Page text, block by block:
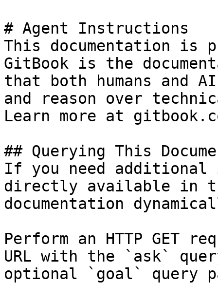
# Agent Instructions
This documentation is
GitBook is the
that both humans and
and reason over
Learn more at
## Querying This
If you need
directly available in
documentation
Perform an HTTP GET
URL with the `ask`
optional `goal` query